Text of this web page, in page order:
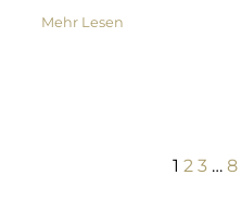
Mehr Lesen
1 2 3 … 8